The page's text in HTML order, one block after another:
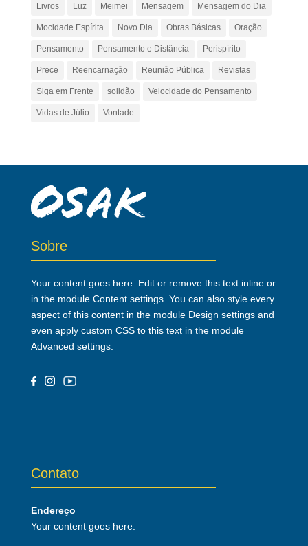
Livros Luz Meimei Mensagem Mensagem do Dia
Mocidade Espírita Novo Dia Obras Básicas Oração
Pensamento Pensamento e Distância Perispírito
Prece Reencarnação Reunião Pública Revistas
Siga em Frente solidão Velocidade do Pensamento
Vidas de Júlio Vontade
Sobre
Your content goes here. Edit or remove this text inline or
in the module Content settings. You can also style every
aspect of this content in the module Design settings and
even apply custom CSS to this text in the module
Advanced settings.
Contato
Endereço
Your content goes here.